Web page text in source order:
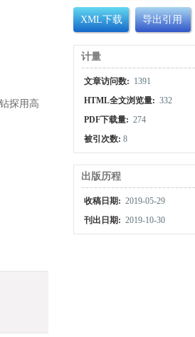
探用高
XML下载 导出引用
计量
文章访问数: 1391
HTML全文浏览量: 332
PDF下载量: 274
被引次数:8
出版历程
收稿日期: 2019-05-29
刊出日期: 2019-10-30